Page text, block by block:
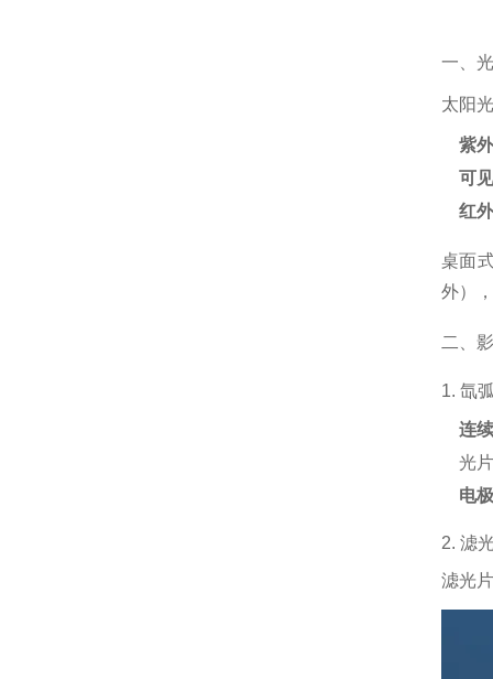
一、
太阳
紫
可
红
桌面
外）
二、
1. 氙
连
光
电
2. 滤
滤光